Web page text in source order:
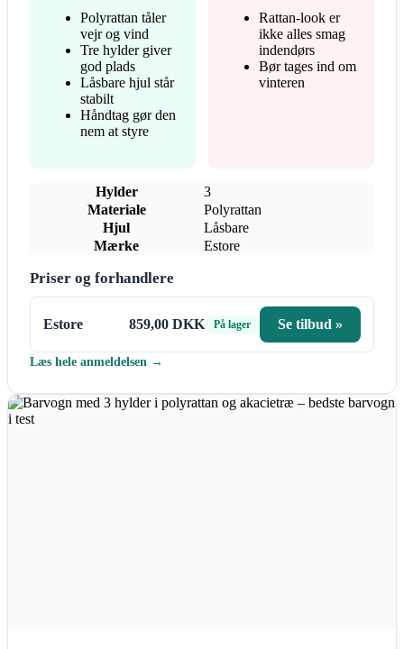
Polyrattan tåler
vejr og vind
Tre hylder giver
god plads
Låsbare hjul står
stabilt
Håndtag gør den
nem at styre
Rattan-look er
ikke alles smag
indendørs
Bør tages ind om
vinteren
Hylder
3
Materiale
Polyrattan
Hjul
Låsbare
Mærke
Estore
Priser og forhandlere
Estore 859,00 DKK På lager Se tilbud »
Læs hele anmeldelsen →